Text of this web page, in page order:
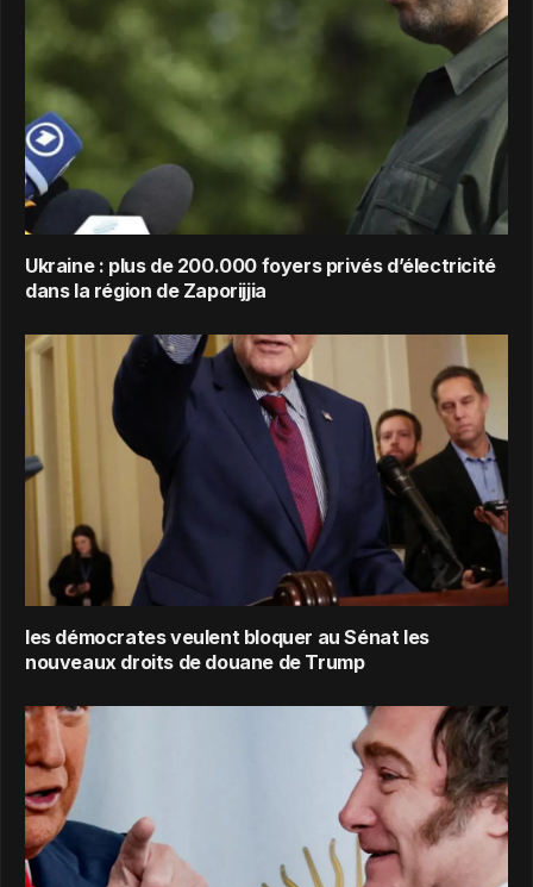
Ukraine : plus de 200.000 foyers privés d’électricité
dans la région de Zaporijjia
les démocrates veulent bloquer au Sénat les
nouveaux droits de douane de Trump